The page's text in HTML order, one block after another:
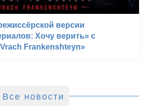
версии
Хочу верить» с
Frankenshteyn»
Все новости